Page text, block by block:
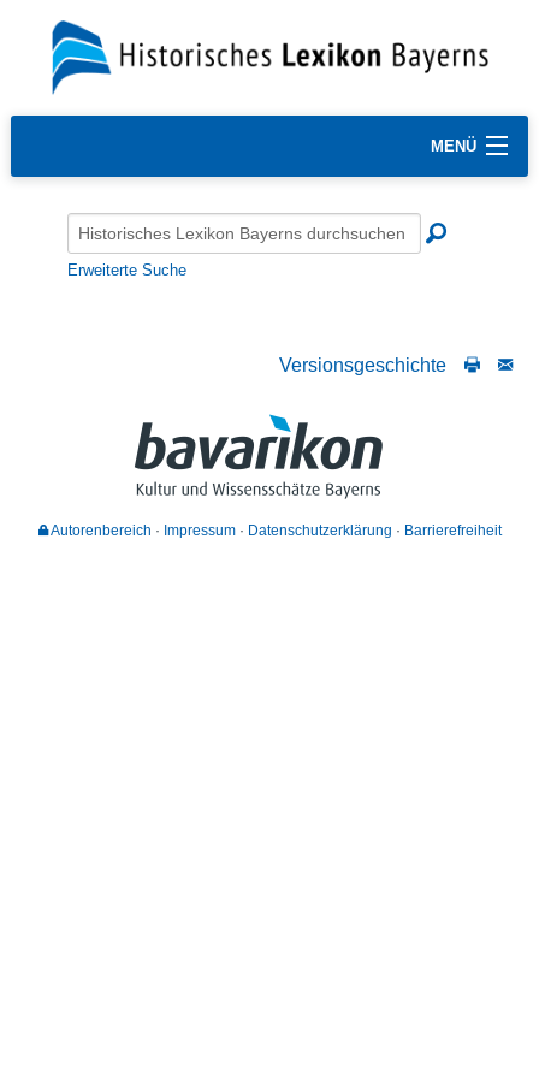
MENÜ
Erweiterte Suche
Versionsgeschichte
Autorenbereich Impressum Datenschutzerklärung Barrierefreiheit